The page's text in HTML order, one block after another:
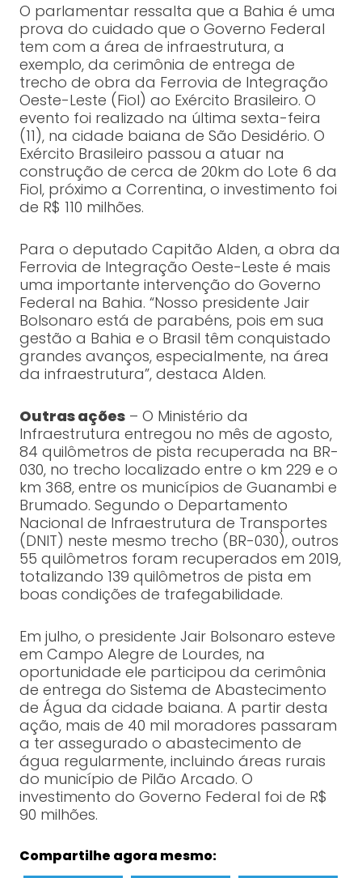
O parlamentar ressalta que a Bahia é uma
prova do cuidado que o Governo Federal
tem com a área de infraestrutura, a
exemplo, da cerimônia de entrega de
trecho de obra da Ferrovia de Integração
Oeste-Leste (Fiol) ao Exército Brasileiro. O
evento foi realizado na última sexta-feira
(11), na cidade baiana de São Desidério. O
Exército Brasileiro passou a atuar na
construção de cerca de 20km do Lote 6 da
Fiol, próximo a Correntina, o investimento foi
de R$ 110 milhões.
Para o deputado Capitão Alden, a obra da
Ferrovia de Integração Oeste-Leste é mais
uma importante intervenção do Governo
Federal na Bahia. “Nosso presidente Jair
Bolsonaro está de parabéns, pois em sua
gestão a Bahia e o Brasil têm conquistado
grandes avanços, especialmente, na área
da infraestrutura”, destaca Alden.
Outras ações– O Ministério da
Infraestrutura entregou no mês de agosto,
84 quilômetros de pista recuperada na BR-
030, no trecho localizado entre o km 229 e o
km 368, entre os municípios de Guanambi e
Brumado. Segundo o Departamento
Nacional de Infraestrutura de Transportes
(DNIT) neste mesmo trecho (BR-030), outros
55 quilômetros foram recuperados em 2019,
totalizando 139 quilômetros de pista em
boas condições de trafegabilidade.
Em julho, o presidente Jair Bolsonaro esteve
em Campo Alegre de Lourdes, na
oportunidade ele participou da cerimônia
de entrega do Sistema de Abastecimento
de Água da cidade baiana. A partir desta
ação, mais de 40 mil moradores passaram
a ter assegurado o abastecimento de
água regularmente, incluindo áreas rurais
do município de Pilão Arcado. O
investimento do Governo Federal foi de R$
90 milhões.
Compartilhe agora mesmo: